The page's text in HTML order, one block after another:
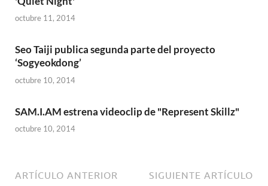
octubre 11, 2014
Seo Taiji publica segunda parte del proyecto
‘Sogyeokdong’
octubre 10, 2014
SAM.I.AM estrena videoclip de "Represent Skillz"
octubre 10, 2014
ARTÍCULO ANTERIOR SIGUIENTE ARTÍCULO